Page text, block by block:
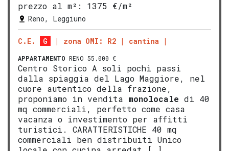
prezzo al m²:
1375 €/m²
Reno, Leggiuno
C.E. G zona OMI: R2 cantina
APPARTAMENTO RENO 55.000 €
Centro Storico A soli pochi passi
dalla spiaggia del Lago Maggiore, nel
cuore autentico della frazione,
proponiamo in vendita monolocale di 40
mq commerciali, perfetto come casa
vacanza o investimento per affitti
turistici. CARATTERISTICHE 40 mq
commerciali ben distribuiti Unico